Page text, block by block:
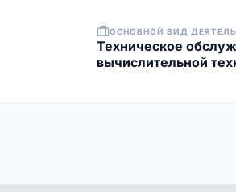
ОСНОВНОЙ ВИД
Техническое
вычислительной